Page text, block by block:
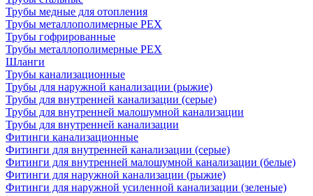
Трубы медные для отопления
Трубы металлополимерные PEХ
Трубы гофрированные
Трубы металлополимерные PEX
Шланги
Трубы канализационные
Трубы для наружной канализации (рыжие)
Трубы для внутренней канализации (серые)
Трубы для внутренней малошумной канализации
Трубы для внутренней канализации
Фитинги канализационные
Фитинги для внутренней канализации (серые)
Фитинги для внутренней малошумной канализации (белые)
Фитинги для наружной канализации (рыжие)
Фитинги для наружной усиленной канализации (зеленые)